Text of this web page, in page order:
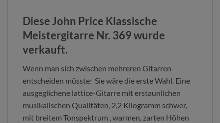
Diese John Price Klassische
Meistergitarre Nr. 369 wurde
verkauft.
Wenn man sich zwischen mehreren Gitarren
entscheiden müsste: Sie wäre die erste Wahl. Eine
ausgeglichene lattice-Gitarre mit erstaunlichen
musikalischen Qualitäten, 2,2 Kilogramm schwer,
mit breitem Tonspektrum , warmen, zarten Höhen